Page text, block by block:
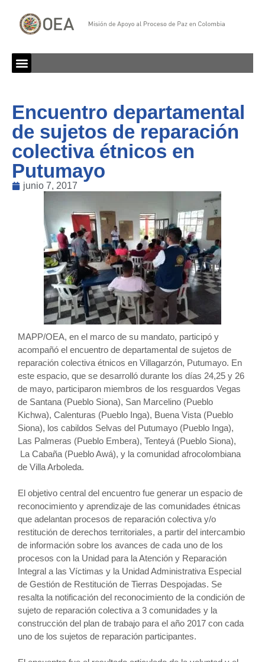
Encuentro departamental
de sujetos de reparación
colectiva étnicos en
Putumayo
junio 7, 2017
MAPP/OEA, en el marco de su mandato, participó y
acompañó el encuentro de departamental de sujetos de
reparación colectiva étnicos en Villagarzón, Putumayo. En
este espacio, que se desarrolló durante los días 24,25 y 26
de mayo, participaron miembros de los resguardos Vegas
de Santana (Pueblo Siona), San Marcelino (Pueblo
Kichwa), Calenturas (Pueblo Inga), Buena Vista (Pueblo
Siona), los cabildos Selvas del Putumayo (Pueblo Inga),
Las Palmeras (Pueblo Embera), Tenteyá (Pueblo Siona),
La Cabaña (Pueblo Awá), y la comunidad afrocolombiana
de Villa Arboleda.
El objetivo central del encuentro fue generar un espacio de
reconocimiento y aprendizaje de las comunidades étnicas
que adelantan procesos de reparación colectiva y/o
restitución de derechos territoriales, a partir del intercambio
de información sobre los avances de cada uno de los
procesos con la Unidad para la Atención y Reparación
Integral a las Víctimas y la Unidad Administrativa Especial
de Gestión de Restitución de Tierras Despojadas. Se
resalta la notificación del reconocimiento de la condición de
sujeto de reparación colectiva a 3 comunidades y la
construcción del plan de trabajo para el año 2017 con cada
uno de los sujetos de reparación participantes.